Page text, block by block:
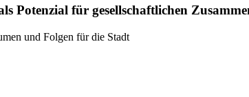
Potenzial für gesellschaftlichen
und Folgen für die Stadt